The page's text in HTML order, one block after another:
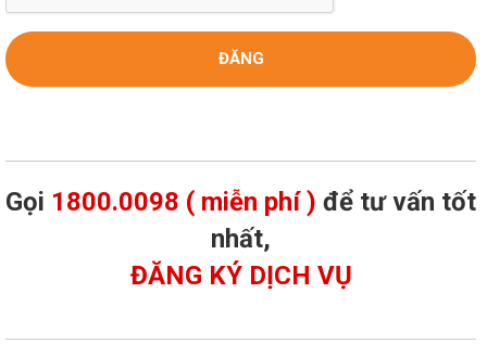
Gọi 1800.0098 ( miễn phí ) để tư vấn tốt
nhất,
ĐĂNG KÝ DỊCH VỤ